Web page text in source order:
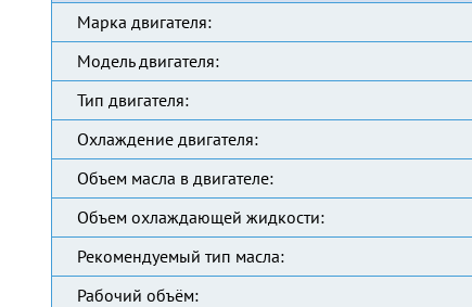
Марка двигателя:
Модель двигателя:
Тип двигателя:
Охлаждение двигателя:
Объем масла в двигателе:
Объем охлаждающей жидкости:
Рекомендуемый тип масла:
Рабочий объём: